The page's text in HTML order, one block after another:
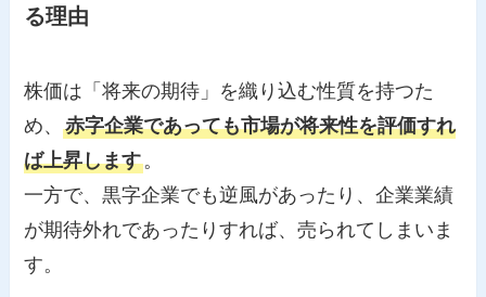
る理由
株価は「将来の期待」を織り込む性質を持つた
め、赤字企業であっても市場が将来性を評価すれ
ば上昇します。
一方で、黒字企業でも逆風があったり、企業業績
が期待外れであったりすれば、売られてしまいま
す。